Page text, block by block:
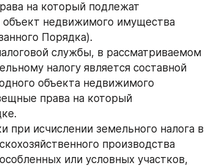
на который подлежат
объект недвижимого имущества
Порядка).
службы, в рассматриваемом
налогу является составной
объекта недвижимого
права на который
при исчислении земельного налога в
производства
или условных участков,